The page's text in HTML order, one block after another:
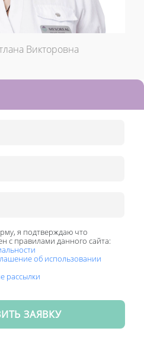
Викторовна
я подтверждаю что
с правилами данного сайта:
об использовании
рассылки
ЗАЯВКУ